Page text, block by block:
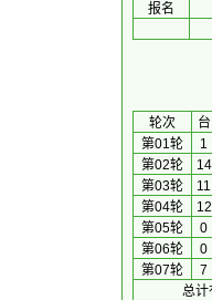
报名
轮次 台
第01轮
1
第02轮
14
第03轮
11
第04轮
12
第05轮
0
第06轮
0
第07轮
7
总计